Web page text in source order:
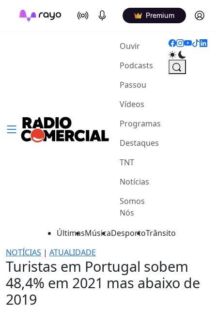
On Air Podcasts Premium Log in
Ouvir(current)
Podcasts
Passou
Vídeos
Programas
Destaques
TNT
Notícias
Somos
Nós
ÚltimasMúsicaDesportoTrânsito
NOTÍCIAS | ATUALIDADE
Turistas em Portugal sobem
48,4% em 2021 mas abaixo de
2019